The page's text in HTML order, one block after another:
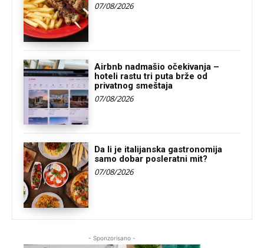
07/08/2026
Airbnb nadmašio očekivanja –
hoteli rastu tri puta brže od
privatnog smeštaja
07/08/2026
Da li je italijanska gastronomija
samo dobar posleratni mit?
07/08/2026
- Sponzorisano -